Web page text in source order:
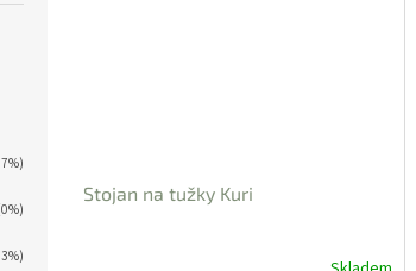
Stojan na tužky Kuri